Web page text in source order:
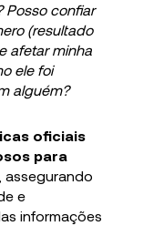
Posso confiar
(resultado
afetar minha
ele foi
alguém?
oficiais
para
, assegurando
e
informações